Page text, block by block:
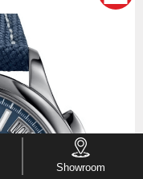
Showroom